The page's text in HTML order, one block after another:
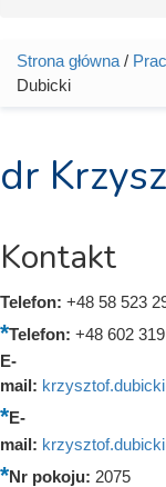
Jesteś tutaj
Strona główna /
Dubicki
dr
Kontakt
Telefon: +48 58 523
Telefon: +48 602
E-
mail:
E-
mail:
Nr pokoju: 2075